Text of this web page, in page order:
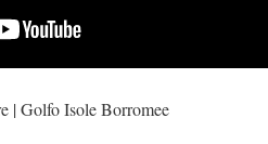
| Golfo Isole Borromee